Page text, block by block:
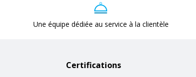
Une équipe dédiée au service à la clientèle
Certifications